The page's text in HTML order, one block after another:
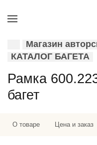
Магазин
КАТАЛОГ БАГЕТА
Рамка
багет
О товаре Цена и заказ